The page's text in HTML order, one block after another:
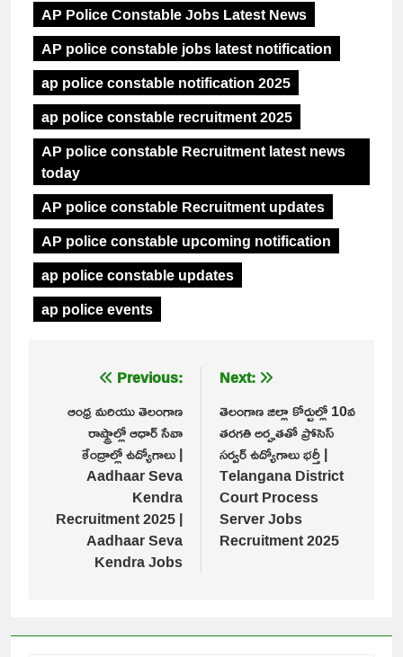
AP Police Constable Jobs Latest News
AP police constable jobs latest notification
ap police constable notification 2025
ap police constable recruitment 2025
AP police constable Recruitment latest news
today
AP police constable Recruitment updates
AP police constable upcoming notification
ap police constable updates
ap police events
navigation
Previous:
ఆంధ్ర మరియు తెలంగాణ
రాష్ట్రాల్లో ఆధార్ సేవా
కేంద్రాల్లో ఉద్యోగాలు |
Aadhaar Seva
Kendra
Recruitment 2025 |
Aadhaar Seva
Kendra Jobs
Next:
తెలంగాణ జిల్లా కోర్టుల్లో 10వ
తరగతి అర్హతతో ప్రోసెస్
సర్వర్ ఉద్యోగాలు భర్తీ |
Telangana District
Court Process
Server Jobs
Recruitment 2025